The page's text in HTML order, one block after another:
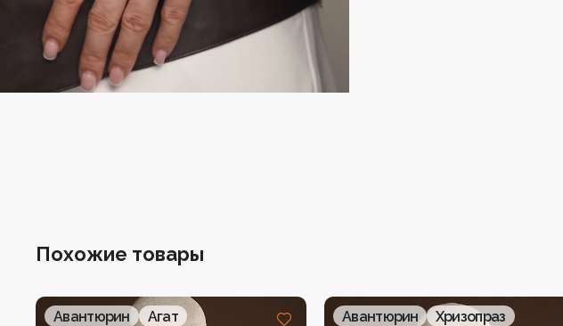
Серьги
Четки
Чокеры
Похожие товары
Авантюрин
Агат
Авантюрин Хризопраз